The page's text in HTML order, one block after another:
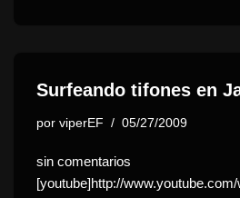
Surfeando tifones en
por viperEF 05/27/2009
sin comentarios
[youtube]http://